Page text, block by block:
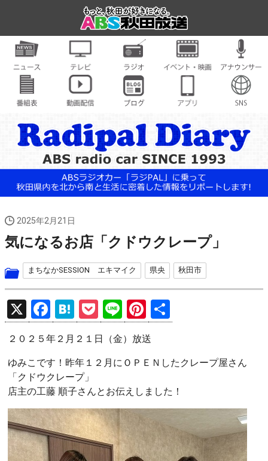
2025年2月21日
気になるお店「クドウクレープ」
まちなかSESSION エキマイク 県央 秋田市
X
F
a
ce
b
o
o
k
H
at
e
n
a
P
o
ck
et
Li
n
e
Pi
nt
er
es
t
有
２０２５年２月２１日（金）放送
ゆみこです！昨年１２月にＯＰＥＮしたクレープ屋さん
「クドウクレープ」
店主の工藤 順子さんとお伝えしました！